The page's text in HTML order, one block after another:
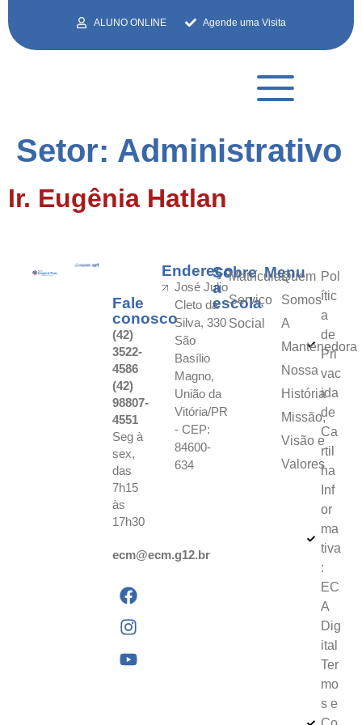
ALUNO ONLINE Agende uma Visita
Setor: Administrativo
Ir. Eugênia Hatlan
Fale
conosco
(42)
3522-
4586
(42)
98807-
4551
Seg à
sex,
das
7h15
às
17h30
ecm@ecm.g12.br
Endereço
José Julio
Cleto da
Silva, 330
São
Basílio
Magno,
União da
Vitória/PR
- CEP:
84600-
634
Sobre
a
escola
Matrículas
Serviço
Social
Menu
Quem
Somos
A
Mantenedora
Nossa
História
Missão,
Visão e
Valores
Pol
ític
a
de
Pri
vac
ida
de
Ca
rtil
ha
Inf
or
ma
tiva
:
EC
A
Dig
ital
Ter
mo
s e